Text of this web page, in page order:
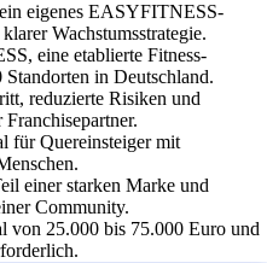
eigenes EASYFITNESS-
Wachstumsstrategie.
eine etablierte Fitness-
in Deutschland.
reduzierte Risiken und
für Quereinsteiger mit
einer starken Marke und
Community.
von 25.000 bis 75.000 Euro und